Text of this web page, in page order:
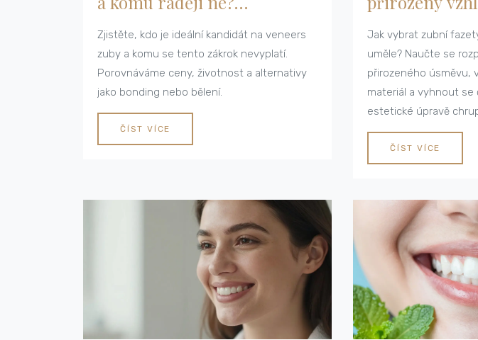
Zjistěte, kdo je ideální kandidát na veneers
zuby a komu se tento zákrok nevyplatí.
Porovnáváme ceny, životnost a alternativy
jako bonding nebo bělení.
ČÍST VÍCE
Jak vybrat zubní
uměle? Naučte se
přirozeného úsměvu,
materiál a vyhnout se
estetické úpravě
ČÍST VÍCE